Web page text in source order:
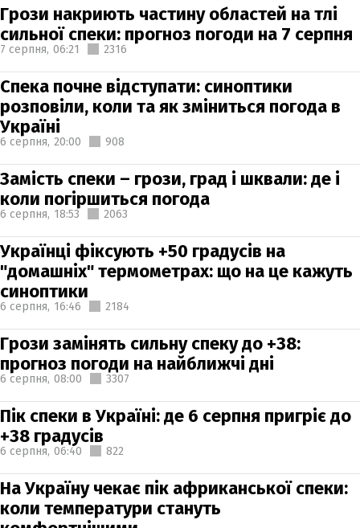
Грози накриють частину областей на тлі
сильної спеки: прогноз погоди на 7 серпня
7 серпня, 06:21 2316
Спека почне відступати: синоптики
розповіли, коли та як зміниться погода в
Україні
6 серпня, 20:00 908
Замість спеки – грози, град і шквали: де і
коли погіршиться погода
6 серпня, 18:53 2063
Українці фіксують +50 градусів на
"домашніх" термометрах: що на це кажуть
синоптики
6 серпня, 16:46 2184
Грози замінять сильну спеку до +38:
прогноз погоди на найближчі дні
6 серпня, 08:00 3307
Пік спеки в Україні: де 6 серпня пригріє до
+38 градусів
6 серпня, 06:40 822
На Україну чекає пік африканської спеки:
коли температури стануть